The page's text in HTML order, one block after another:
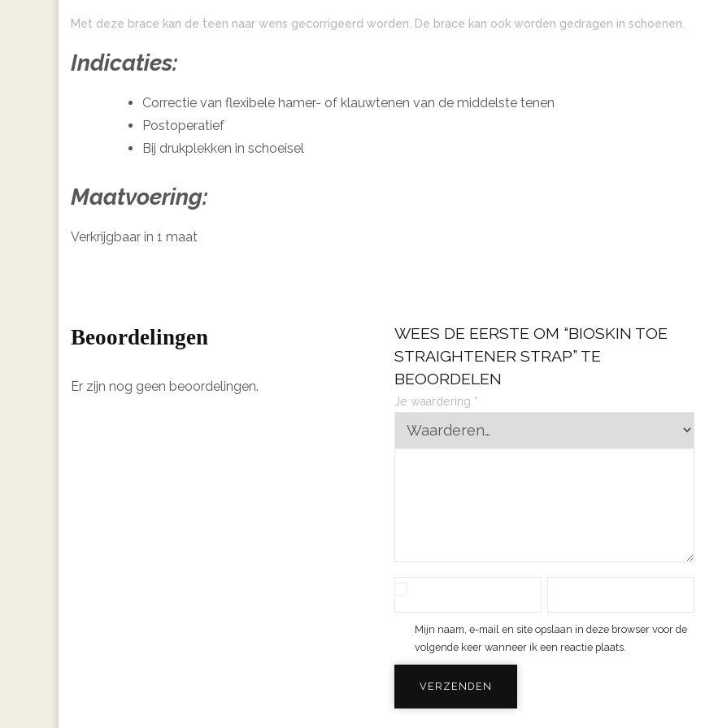
Met deze brace kan de teen naar wens gecorrigeerd worden. De brace kan ook worden gedragen in schoenen.
Indicaties:
Correctie van flexibele hamer- of klauwtenen van de middelste tenen
Postoperatief
Bij drukplekken in schoeisel
Maatvoering:
Verkrijgbaar in 1 maat
Beoordelingen
Er zijn nog geen beoordelingen.
WEES DE EERSTE OM “BIOSKIN TOE
STRAIGHTENER STRAP” TE
BEOORDELEN
Je waardering *
Mijn naam, e-mail en site opslaan in deze browser voor de
volgende keer wanneer ik een reactie plaats.